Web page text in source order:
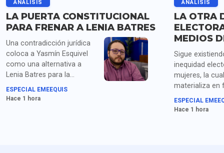
ANÁLISIS
LA PUERTA CONSTITUCIONAL
PARA FRENAR A LENIA BATRES
Una contradicción jurídica
coloca a Yasmín Esquivel
como una alternativa a
Lenia Batres para la
Presidencia de la Corte.
Quedó en tercer lugar y ha
ESPECIAL EMEEQUIS
Hace 1 hora
ANÁLISIS
LA OTRA
MEDIOS
Sigue
inequidad
mujeres, la
materializa en
como
paridad,
ESPECIAL
Hace 1 hora